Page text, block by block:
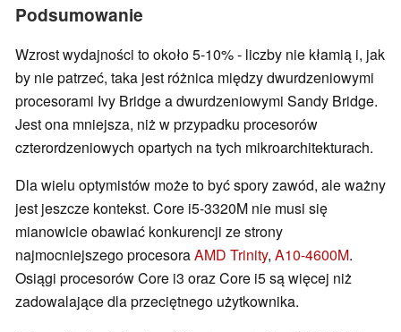
Podsumowanie
Wzrost wydajności to około 5-10% - liczby nie kłamią i, jak
by nie patrzeć, taka jest różnica między dwurdzeniowymi
procesorami Ivy Bridge a dwurdzeniowymi Sandy Bridge.
Jest ona mniejsza, niż w przypadku procesorów
czterordzeniowych opartych na tych mikroarchitekturach.
Dla wielu optymistów może to być spory zawód, ale ważny
jest jeszcze kontekst. Core i5-3320M nie musi się
mianowicie obawiać konkurencji ze strony
najmocniejszego procesoraAMD Trinity, A10-4600M.
Osiągi procesorów Core i3 oraz Core i5 są więcej niż
zadowalające dla przeciętnego użytkownika.